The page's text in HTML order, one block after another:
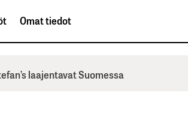
Omat tiedot
laajentavat Suomessa